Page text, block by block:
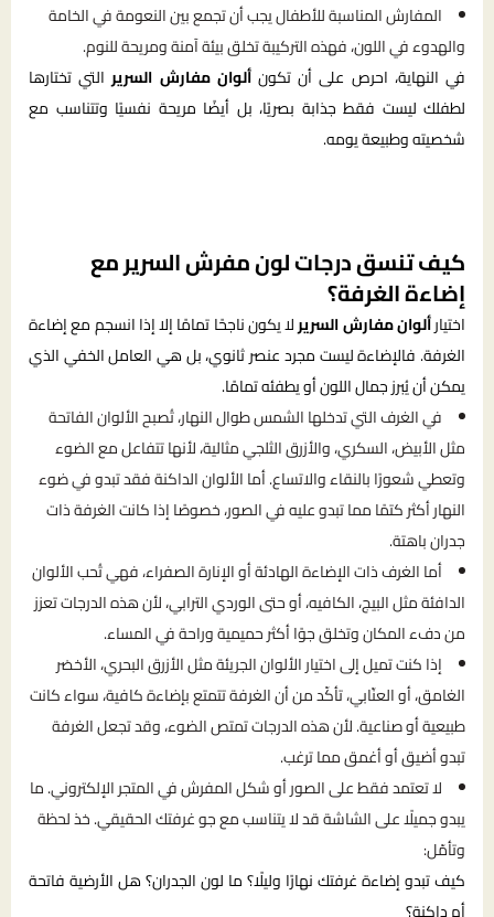
المفارش المناسبة للأطفال يجب أن تجمع بين النعومة في الخامة
والهدوء في اللون، فهذه التركيبة تخلق بيئة آمنة ومريحة للنوم.
في النهاية، احرص على أن تكونألوان مفارش السريرالتي تختارها
لطفلك ليست فقط جذابة بصريًا، بل أيضًا مريحة نفسيًا وتتناسب مع
شخصيته وطبيعة يومه.
كيف تنسق درجات لون مفرش السرير مع
إضاءة الغرفة؟
اختيارألوان مفارش السريرلا يكون ناجحًا تمامًا إلا إذا انسجم مع إضاءة
الغرفة. فالإضاءة ليست مجرد عنصر ثانوي، بل هي العامل الخفي الذي
يمكن أن يُبرز جمال اللون أو يطفئه تمامًا.
في الغرف التي تدخلها الشمس طوال النهار، تُصبح الألوان الفاتحة
مثل الأبيض، السكري، والأزرق الثلجي مثالية، لأنها تتفاعل مع الضوء
وتعطي شعورًا بالنقاء والاتساع. أما الألوان الداكنة فقد تبدو في ضوء
النهار أكثر كتمًا مما تبدو عليه في الصور، خصوصًا إذا كانت الغرفة ذات
جدران باهتة.
أما الغرف ذات الإضاءة الهادئة أو الإنارة الصفراء، فهي تُحب الألوان
الدافئة مثل البيج، الكافيه، أو حتى الوردي الترابي، لأن هذه الدرجات تعزز
من دفء المكان وتخلق جوًا أكثر حميمية وراحة في المساء.
إذا كنت تميل إلى اختيار الألوان الجريئة مثل الأزرق البحري، الأخضر
الغامق، أو العنّابي، تأكّد من أن الغرفة تتمتع بإضاءة كافية، سواء كانت
طبيعية أو صناعية. لأن هذه الدرجات تمتص الضوء، وقد تجعل الغرفة
تبدو أضيق أو أغمق مما ترغب.
لا تعتمد فقط على الصور أو شكل المفرش في المتجر الإلكتروني. ما
يبدو جميلًا على الشاشة قد لا يتناسب مع جو غرفتك الحقيقي. خذ لحظة
وتأمّل:
كيف تبدو إضاءة غرفتك نهارًا وليلًا؟ ما لون الجدران؟ هل الأرضية فاتحة